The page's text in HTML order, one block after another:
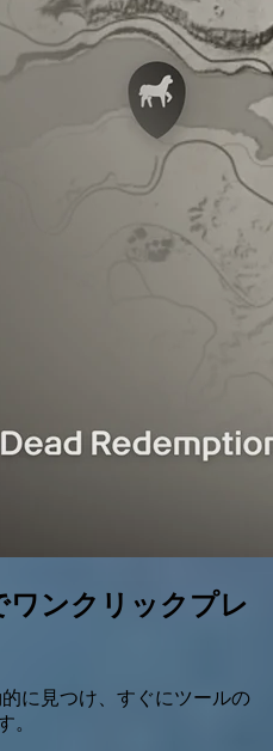
ワンクリックプレ
に見つけ、すぐにツールの
。